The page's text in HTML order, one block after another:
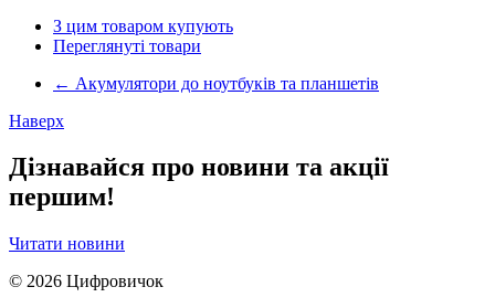
З цим товаром купують
Переглянуті товари
← Акумулятори до ноутбуків та планшетів
Наверх
Дізнавайся про новини та акції
першим!
Читати новини
© 2026 Цифровичок